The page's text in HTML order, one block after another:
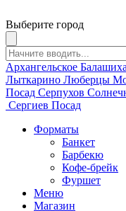
Выберите город
Архангельское Балашиха
Лыткарино Люберцы
Посад Серпухов
Сергиев Посад
Форматы
Банкет
Барбекю
Кофе-брейк
Фуршет
Меню
Магазин